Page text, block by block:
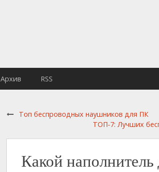
Архив RSS
Топ беспроводных наушников для ПК
ТОП-7: Лучших
Какой